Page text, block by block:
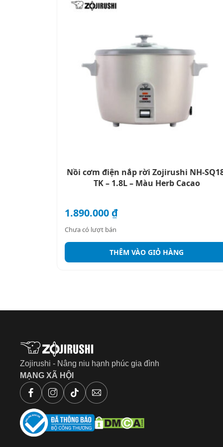
Nồi cơm điện nắp rời Zojirushi NH-
TK – 1.8L – Màu Herb Cacao
1.890.000₫
Chưa có lượt bán
THÊM VÀO GIỎ HÀNG
Zojirushi - Nâng niu hạnh phúc gia đình
MẠNG XÃ HỘI